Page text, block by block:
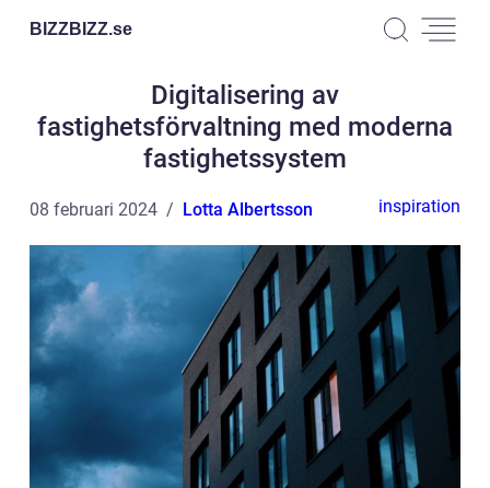
BIZZBIZZ.se
Digitalisering av
fastighetsförvaltning med moderna
fastighetssystem
08 februari 2024 Lotta Albertsson inspiration